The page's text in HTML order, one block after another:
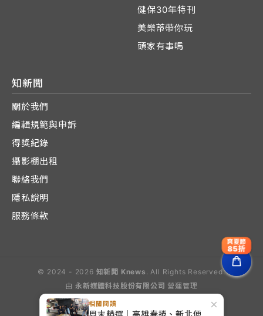
×
相關閱讀
周末精選｜高雄春捲、新北便
健保30年特刊
美樂蒂帶你玩
頭家有事嗎
知新聞
關於我們
編輯規範與申訴
得獎紀錄
攝影棚出租
聯絡我們
隱私說明
服務條款
© 2024 - 2026 知新聞 Knews . All Rights Reserved.
由 永新媒體科技股份有限公司 營運管理
Operated by E-Lite Media Co., Ltd.
爽夏節
85折